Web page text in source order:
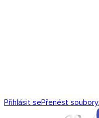
Přihlásit sePřenést soubory